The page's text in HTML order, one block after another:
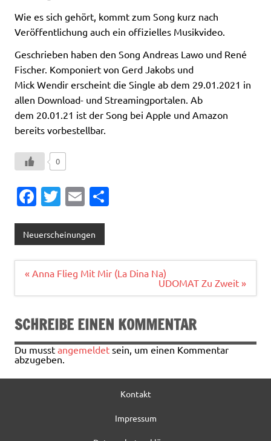
Wie es sich gehört, kommt zum Song kurz nach
Veröffentlichung auch ein offizielles Musikvideo.
Geschrieben haben den Song Andreas Lawo und René
Fischer. Komponiert von Gerd Jakobs und
Mick Wendir erscheint die Single ab dem 29.01.2021 in
allen Download- und Streamingportalen. Ab
dem 20.01.21 ist der Song bei Apple und Amazon
bereits vorbestellbar.
0
Fa
e
b
o
o
k
T
it
te
r
E
ai
l
n
Neuerscheinungen
Beitragsnavigation
« Anna Flieg Mit Mir (La Dina Na)
UDOMAT Zu Zweit »
SCHREIBE EINEN KOMMENTAR
Du musst angemeldet sein, um einen Kommentar
abzugeben.
Kontakt
Impressum